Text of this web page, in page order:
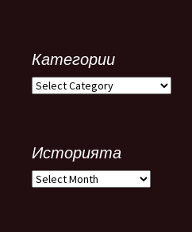
Категории
Категории
Историята
Историята